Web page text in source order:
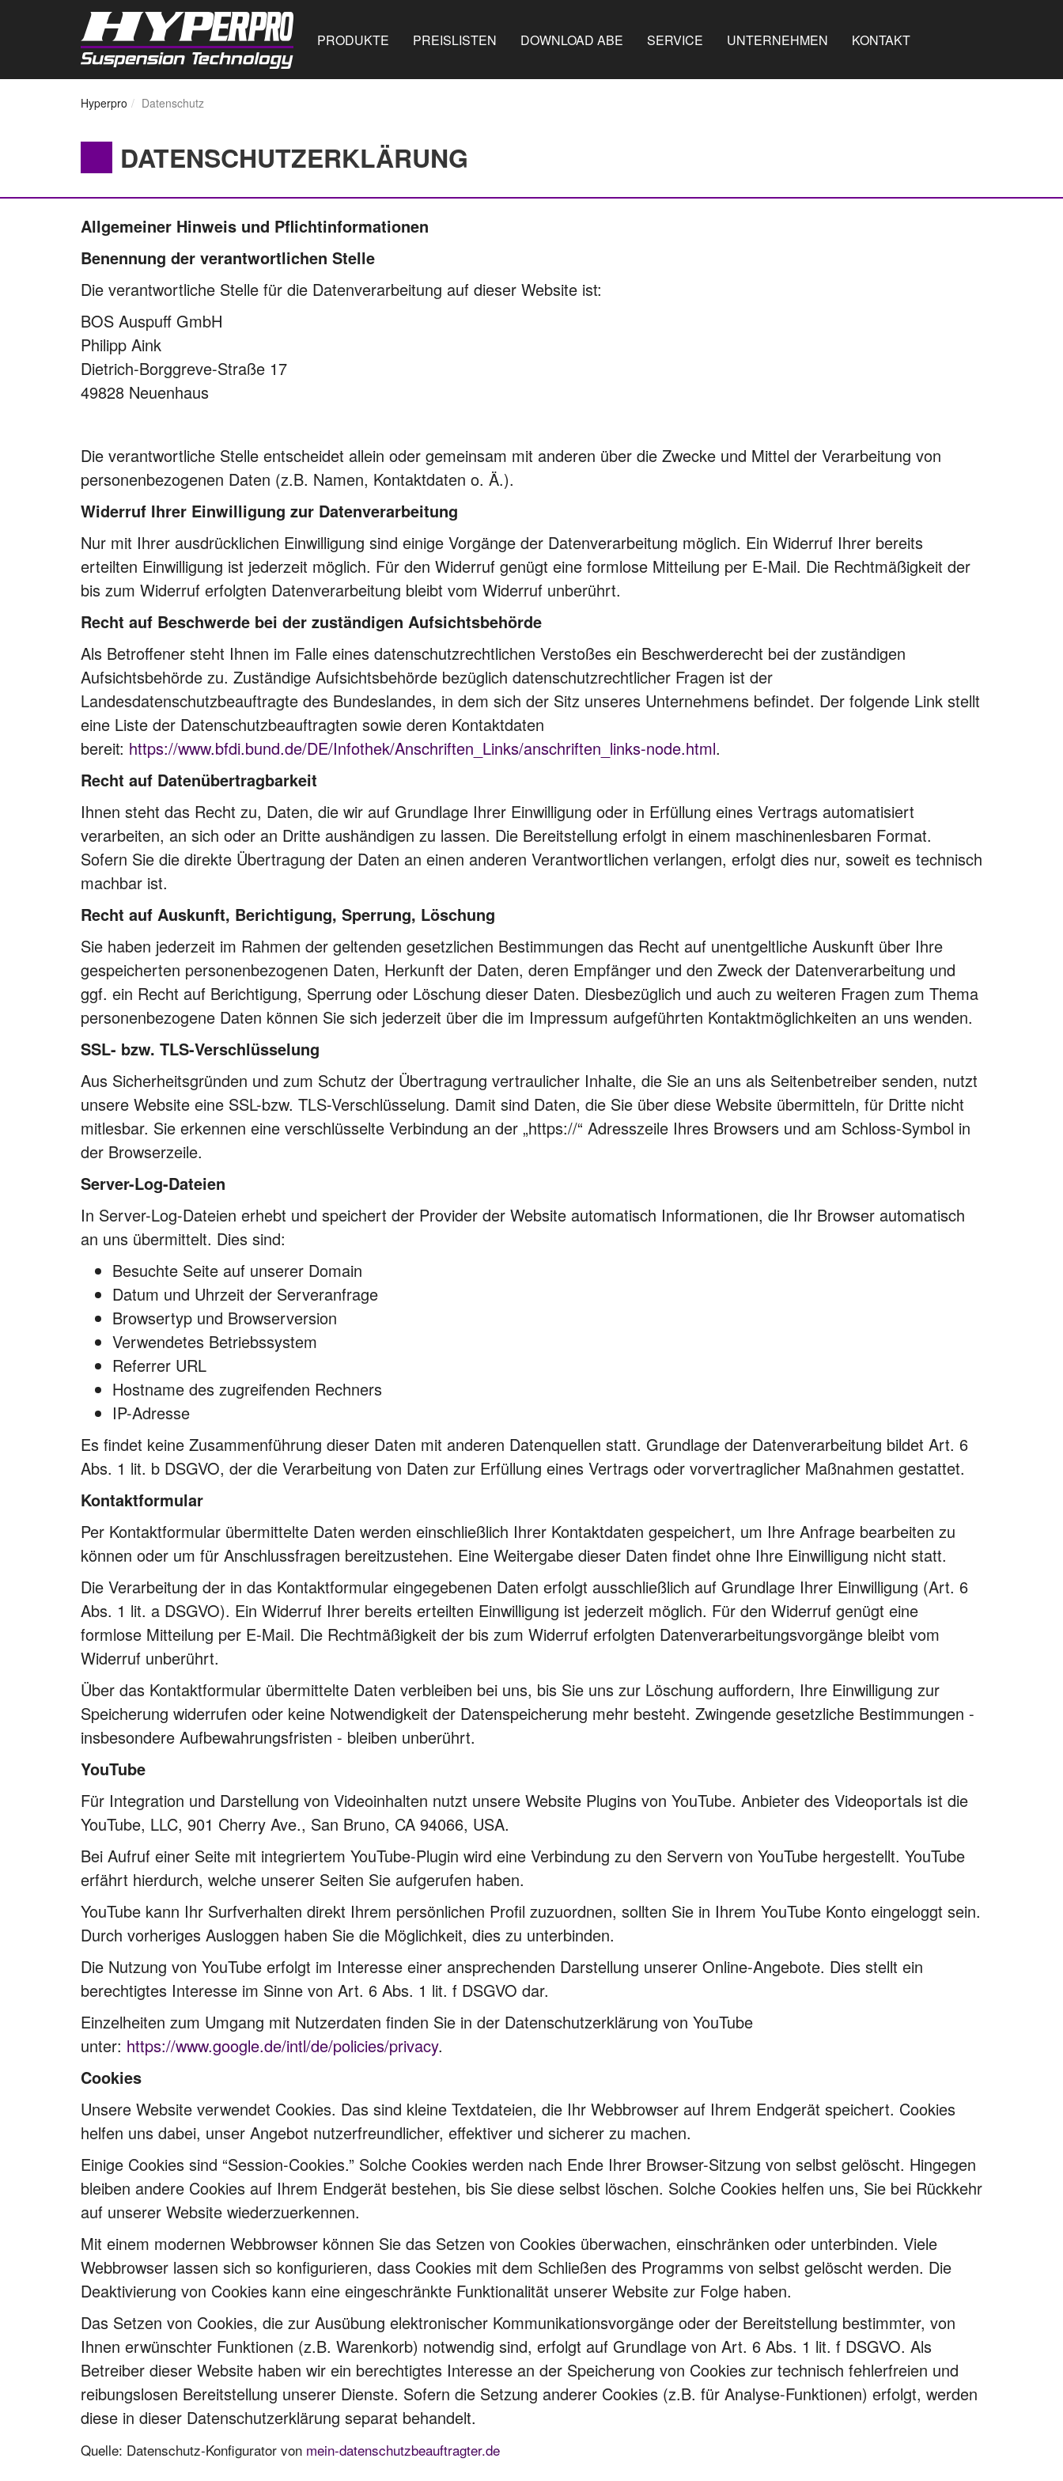
PRODUKTE PREISLISTEN DOWNLOAD ABE SERVICE UNTERNEHMEN KONTAKT
Hyperpro Datenschutz
DATENSCHUTZERKLÄRUNG
Allgemeiner Hinweis und Pflichtinformationen
Benennung der verantwortlichen Stelle
Die verantwortliche Stelle für die Datenverarbeitung auf dieser Website ist:
BOS Auspuff GmbH
Philipp Aink
Dietrich-Borggreve-Straße 17
49828 Neuenhaus
Die verantwortliche Stelle entscheidet allein oder gemeinsam mit anderen über die Zwecke und Mittel der Verarbeitung von
personenbezogenen Daten (z.B. Namen, Kontaktdaten o. Ä.).
Widerruf Ihrer Einwilligung zur Datenverarbeitung
Nur mit Ihrer ausdrücklichen Einwilligung sind einige Vorgänge der Datenverarbeitung möglich. Ein Widerruf Ihrer bereits
erteilten Einwilligung ist jederzeit möglich. Für den Widerruf genügt eine formlose Mitteilung per E-Mail. Die Rechtmäßigkeit der
bis zum Widerruf erfolgten Datenverarbeitung bleibt vom Widerruf unberührt.
Recht auf Beschwerde bei der zuständigen Aufsichtsbehörde
Als Betroffener steht Ihnen im Falle eines datenschutzrechtlichen Verstoßes ein Beschwerderecht bei der zuständigen
Aufsichtsbehörde zu. Zuständige Aufsichtsbehörde bezüglich datenschutzrechtlicher Fragen ist der
Landesdatenschutzbeauftragte des Bundeslandes, in dem sich der Sitz unseres Unternehmens befindet. Der folgende Link stellt
eine Liste der Datenschutzbeauftragten sowie deren Kontaktdaten
bereit: https://www.bfdi.bund.de/DE/Infothek/Anschriften_Links/anschriften_links-node.html.
Recht auf Datenübertragbarkeit
Ihnen steht das Recht zu, Daten, die wir auf Grundlage Ihrer Einwilligung oder in Erfüllung eines Vertrags automatisiert
verarbeiten, an sich oder an Dritte aushändigen zu lassen. Die Bereitstellung erfolgt in einem maschinenlesbaren Format.
Sofern Sie die direkte Übertragung der Daten an einen anderen Verantwortlichen verlangen, erfolgt dies nur, soweit es technisch
machbar ist.
Recht auf Auskunft, Berichtigung, Sperrung, Löschung
Sie haben jederzeit im Rahmen der geltenden gesetzlichen Bestimmungen das Recht auf unentgeltliche Auskunft über Ihre
gespeicherten personenbezogenen Daten, Herkunft der Daten, deren Empfänger und den Zweck der Datenverarbeitung und
ggf. ein Recht auf Berichtigung, Sperrung oder Löschung dieser Daten. Diesbezüglich und auch zu weiteren Fragen zum Thema
personenbezogene Daten können Sie sich jederzeit über die im Impressum aufgeführten Kontaktmöglichkeiten an uns wenden.
SSL- bzw. TLS-Verschlüsselung
Aus Sicherheitsgründen und zum Schutz der Übertragung vertraulicher Inhalte, die Sie an uns als Seitenbetreiber senden, nutzt
unsere Website eine SSL-bzw. TLS-Verschlüsselung. Damit sind Daten, die Sie über diese Website übermitteln, für Dritte nicht
mitlesbar. Sie erkennen eine verschlüsselte Verbindung an der „https://“ Adresszeile Ihres Browsers und am Schloss-Symbol in
der Browserzeile.
Server-Log-Dateien
In Server-Log-Dateien erhebt und speichert der Provider der Website automatisch Informationen, die Ihr Browser automatisch
an uns übermittelt. Dies sind:
Besuchte Seite auf unserer Domain
Datum und Uhrzeit der Serveranfrage
Browsertyp und Browserversion
Verwendetes Betriebssystem
Referrer URL
Hostname des zugreifenden Rechners
IP-Adresse
Es findet keine Zusammenführung dieser Daten mit anderen Datenquellen statt. Grundlage der Datenverarbeitung bildet Art. 6
Abs. 1 lit. b DSGVO, der die Verarbeitung von Daten zur Erfüllung eines Vertrags oder vorvertraglicher Maßnahmen gestattet.
Kontaktformular
Per Kontaktformular übermittelte Daten werden einschließlich Ihrer Kontaktdaten gespeichert, um Ihre Anfrage bearbeiten zu
können oder um für Anschlussfragen bereitzustehen. Eine Weitergabe dieser Daten findet ohne Ihre Einwilligung nicht statt.
Die Verarbeitung der in das Kontaktformular eingegebenen Daten erfolgt ausschließlich auf Grundlage Ihrer Einwilligung (Art. 6
Abs. 1 lit. a DSGVO). Ein Widerruf Ihrer bereits erteilten Einwilligung ist jederzeit möglich. Für den Widerruf genügt eine
formlose Mitteilung per E-Mail. Die Rechtmäßigkeit der bis zum Widerruf erfolgten Datenverarbeitungsvorgänge bleibt vom
Widerruf unberührt.
Über das Kontaktformular übermittelte Daten verbleiben bei uns, bis Sie uns zur Löschung auffordern, Ihre Einwilligung zur
Speicherung widerrufen oder keine Notwendigkeit der Datenspeicherung mehr besteht. Zwingende gesetzliche Bestimmungen -
insbesondere Aufbewahrungsfristen - bleiben unberührt.
YouTube
Für Integration und Darstellung von Videoinhalten nutzt unsere Website Plugins von YouTube. Anbieter des Videoportals ist die
YouTube, LLC, 901 Cherry Ave., San Bruno, CA 94066, USA.
Bei Aufruf einer Seite mit integriertem YouTube-Plugin wird eine Verbindung zu den Servern von YouTube hergestellt. YouTube
erfährt hierdurch, welche unserer Seiten Sie aufgerufen haben.
YouTube kann Ihr Surfverhalten direkt Ihrem persönlichen Profil zuzuordnen, sollten Sie in Ihrem YouTube Konto eingeloggt sein.
Durch vorheriges Ausloggen haben Sie die Möglichkeit, dies zu unterbinden.
Die Nutzung von YouTube erfolgt im Interesse einer ansprechenden Darstellung unserer Online-Angebote. Dies stellt ein
berechtigtes Interesse im Sinne von Art. 6 Abs. 1 lit. f DSGVO dar.
Einzelheiten zum Umgang mit Nutzerdaten finden Sie in der Datenschutzerklärung von YouTube
unter: https://www.google.de/intl/de/policies/privacy.
Cookies
Unsere Website verwendet Cookies. Das sind kleine Textdateien, die Ihr Webbrowser auf Ihrem Endgerät speichert. Cookies
helfen uns dabei, unser Angebot nutzerfreundlicher, effektiver und sicherer zu machen.
Einige Cookies sind “Session-Cookies.” Solche Cookies werden nach Ende Ihrer Browser-Sitzung von selbst gelöscht. Hingegen
bleiben andere Cookies auf Ihrem Endgerät bestehen, bis Sie diese selbst löschen. Solche Cookies helfen uns, Sie bei Rückkehr
auf unserer Website wiederzuerkennen.
Mit einem modernen Webbrowser können Sie das Setzen von Cookies überwachen, einschränken oder unterbinden. Viele
Webbrowser lassen sich so konfigurieren, dass Cookies mit dem Schließen des Programms von selbst gelöscht werden. Die
Deaktivierung von Cookies kann eine eingeschränkte Funktionalität unserer Website zur Folge haben.
Das Setzen von Cookies, die zur Ausübung elektronischer Kommunikationsvorgänge oder der Bereitstellung bestimmter, von
Ihnen erwünschter Funktionen (z.B. Warenkorb) notwendig sind, erfolgt auf Grundlage von Art. 6 Abs. 1 lit. f DSGVO. Als
Betreiber dieser Website haben wir ein berechtigtes Interesse an der Speicherung von Cookies zur technisch fehlerfreien und
reibungslosen Bereitstellung unserer Dienste. Sofern die Setzung anderer Cookies (z.B. für Analyse-Funktionen) erfolgt, werden
diese in dieser Datenschutzerklärung separat behandelt.
Quelle: Datenschutz-Konfigurator von mein-datenschutzbeauftragter.de